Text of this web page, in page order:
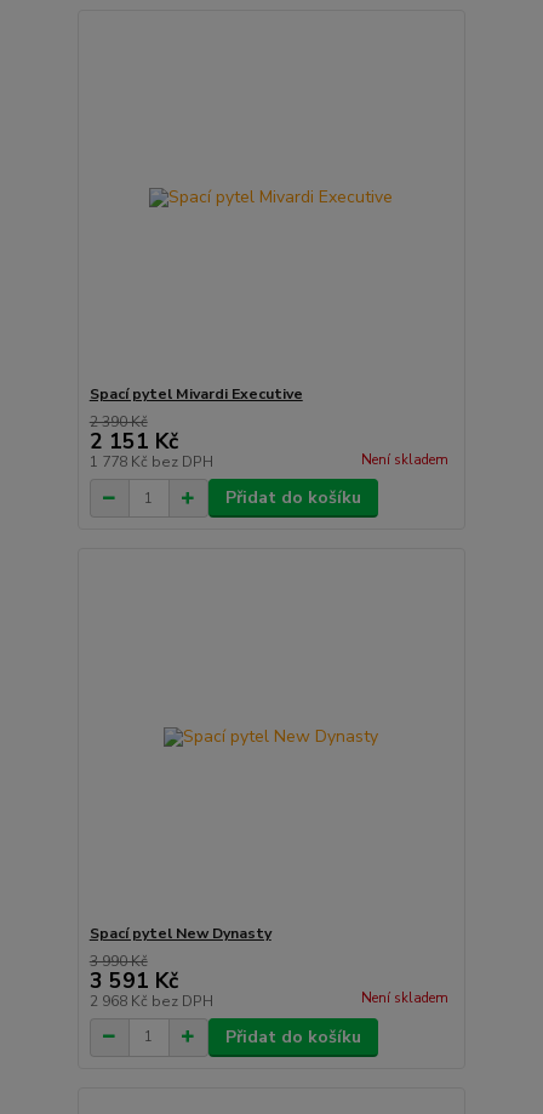
Spací pytel Mivardi Executive
2 390 Kč
2 151 Kč
1 778 Kč bez DPH Není skladem
Přidat do košíku
Spací pytel New Dynasty
3 990 Kč
3 591 Kč
2 968 Kč bez DPH Není skladem
Přidat do košíku